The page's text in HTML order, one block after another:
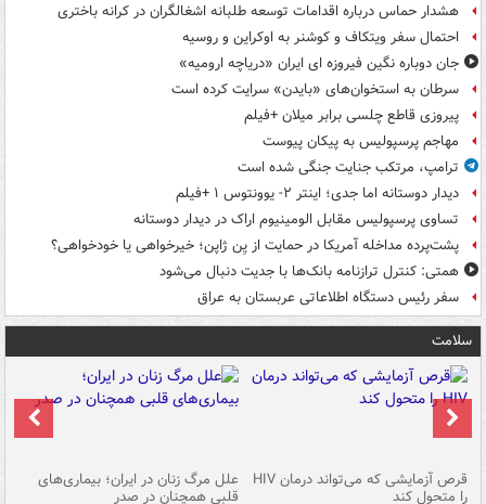
هشدار حماس درباره اقدامات توسعه طلبانه اشغالگران در کرانه باختری
احتمال سفر ویتکاف و کوشنر به اوکراین و روسیه
جان دوباره نگین فیروزه ای ایران «دریاچه ارومیه»
سرطان به استخوان‌های «بایدن» سرایت کرده است
پیروزی قاطع چلسی برابر میلان +فیلم
مهاجم پرسپولیس به پیکان پیوست
ترامپ، مرتکب جنایت جنگی شده است
دیدار دوستانه اما جدی؛ اینتر ۲- یوونتوس ۱ +فیلم
تساوی پرسپولیس مقابل الومینیوم اراک در دیدار دوستانه
پشت‌پرده مداخله آمریکا در حمایت از یِن ژاپن؛ خیرخواهی یا خودخواهی؟
همتی: کنترل ترازنامه بانک‌ها با جدیت دنبال می‌شود
سفر رئیس دستگاه اطلاعاتی عربستان به عراق
سلامت
قرص آزمایشی که می‌تواند درمان HIV
را متحول کند
علل مرگ زنان در ایران؛ بیماری‌های
قلبی همچنان در صدر